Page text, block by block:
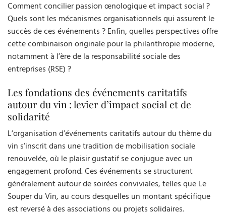
Comment concilier passion œnologique et impact social ?
Quels sont les mécanismes organisationnels qui assurent le
succès de ces événements ? Enfin, quelles perspectives offre
cette combinaison originale pour la philanthropie moderne,
notamment à l’ère de la responsabilité sociale des
entreprises (RSE) ?
Les fondations des événements caritatifs
autour du vin : levier d’impact social et de
solidarité
L’organisation d’événements caritatifs autour du thème du
vin s’inscrit dans une tradition de mobilisation sociale
renouvelée, où le plaisir gustatif se conjugue avec un
engagement profond. Ces événements se structurent
généralement autour de soirées conviviales, telles que Le
Souper du Vin, au cours desquelles un montant spécifique
est reversé à des associations ou projets solidaires.